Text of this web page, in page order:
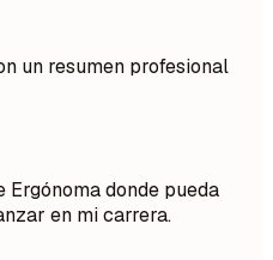
un resumen profesional
donde pueda
en mi carrera.